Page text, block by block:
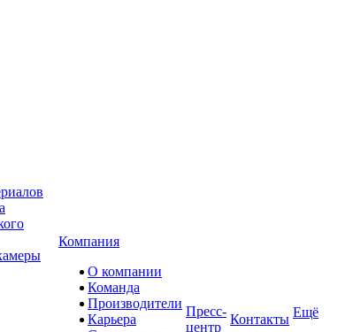
Компания
О компании
Команда
Производители
Карьера
Пресс-
центр
Контакты Ещё